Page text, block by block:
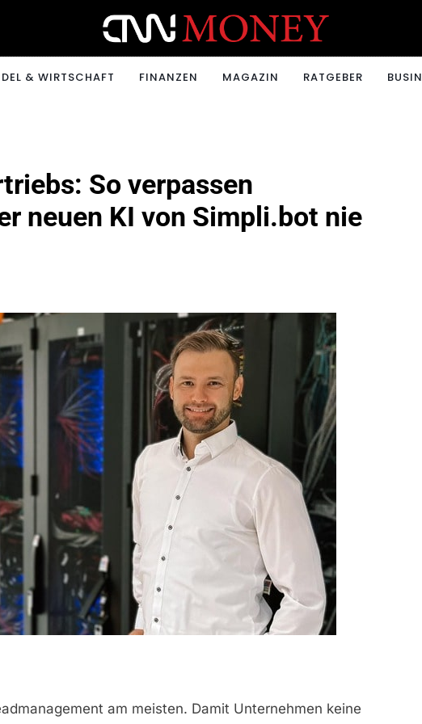
& WIRTSCHAFT FINANZEN MAGAZIN RATGEBER
So verpassen
neuen KI von Simpli.bot nie
am meisten. Damit Unternehmen keine